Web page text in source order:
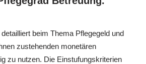
beim Thema Pflegegeld und
zustehenden monetären
zu nutzen. Die Einstufungskriterien